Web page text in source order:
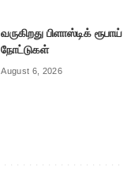
வருகிறது பிளாஸ்டிக் ரூபாய்
நோட்டுகள்
August 6, 2026